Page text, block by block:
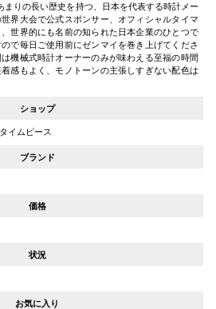
まりの長い歴史を持つ、日本を代表する時計メー
界大会で公式スポンサー、オフィシャルタイマ
世界的にも名前の知られた日本企業のひとつで
で毎日ご使用前にゼンマイを巻き上げてくださ
機械式時計オーナーのみが味わえる至福の時間
感もよく、モノトーンの主張しすぎない配色は
ショップ
イムピース
ブランド
価格
状況
お気に入り